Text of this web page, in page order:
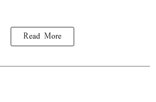
Read More